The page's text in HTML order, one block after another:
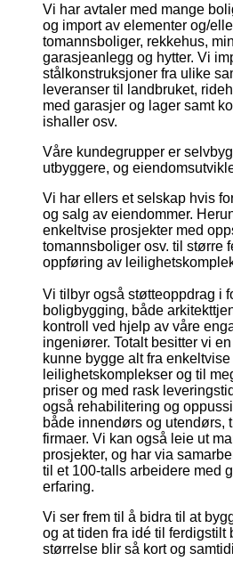
Vi har avtaler med mange
og import av elementer og/
tomannsboliger, rekkehus,
garasjeanlegg og hytter. Vi
stålkonstruksjoner fra ulike
leveranser til landbruket,
med garasjer og lager samt
ishaller osv.
Våre kundegrupper er
utbyggere, og
Vi har ellers et selskap hvis
og salg av eiendommer.
enkeltvise prosjekter med
tomannsboliger osv. til større
oppføring av
Vi tilbyr også støtteoppdrag i
boligbygging, både
kontroll ved hjelp av våre
ingeniører. Totalt besitter vi
kunne bygge alt fra
leilighetskomplekser og til
priser og med rask
også rehabilitering og
både innendørs og utendørs,
firmaer. Vi kan også leie ut
prosjekter, og har via
til et 100-talls arbeidere med
erfaring.
Vi ser frem til å bidra til at
og at tiden fra idé til ferdigstilt
størrelse blir så kort og